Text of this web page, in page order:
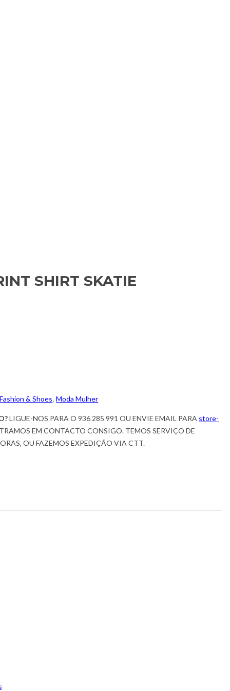
SHIRT SKATIE
Fashion & Shoes,Moda Mulher
LIGUE-NOS PARA O 936 285 991 OU ENVIE EMAIL PARA store-
EM CONTACTO CONSIGO. TEMOS SERVIÇO DE
OU FAZEMOS EXPEDIÇÃO VIA CTT.